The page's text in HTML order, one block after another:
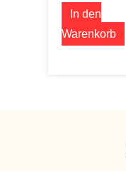
In den
Warenkorb